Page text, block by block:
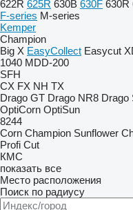
622R 625R 630B 630F 630R
F-series M-series
Kemper
Champion
Big X EasyCollect Easycut
1040 MDD-200
SFH
CX FX NH TX
Drago GT Drago NR8 Drago
OptiCorn OptiSun
8244
Corn Champion Sunflower
Profi Cut
КМС
показать все
Место расположения
Поиск по радиусу